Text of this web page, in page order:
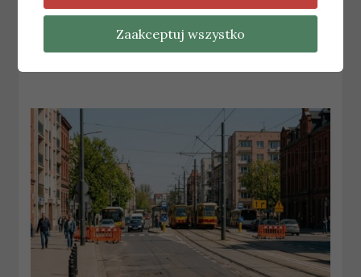
Plan remontów dróg i torowisk w Łodzi
na okres wakacyjny
28 maja, 2026 wiadomosci
Zaakceptuj wszystko